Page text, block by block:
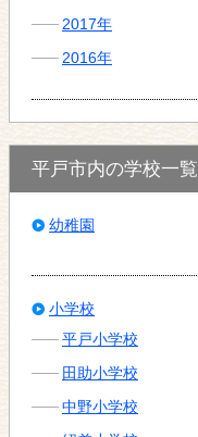
2017年
2016年
平戸市内の学校一覧
幼稚園
小学校
平戸小学校
田助小学校
中野小学校